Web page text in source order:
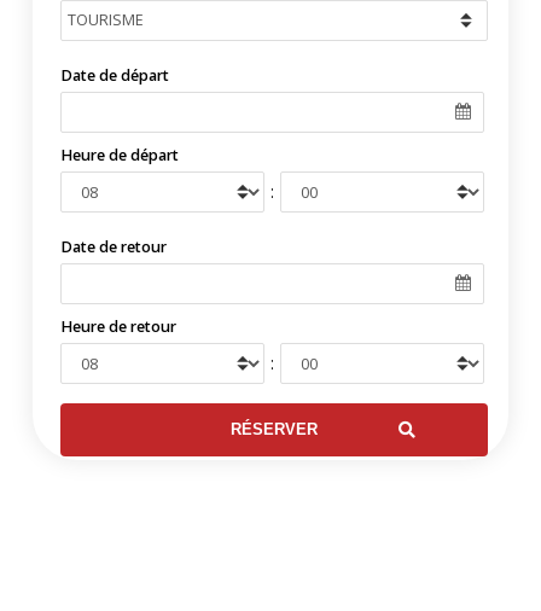
Date de départ
Heure de départ
:
Date de retour
Heure de retour
: